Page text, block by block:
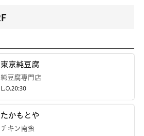
東京純豆腐
純豆腐専門店
L.O.20:30
たかもとや
チキン南蛮